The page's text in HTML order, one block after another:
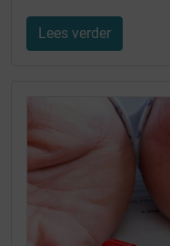
Lees verder